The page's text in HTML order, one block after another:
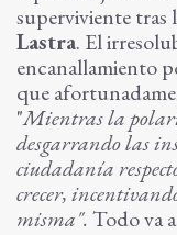
superviviente tras
Lastra. El
encanallamiento
que
"Mientras la
desgarrando las
ciudadanía
crecer,
misma".Todo va